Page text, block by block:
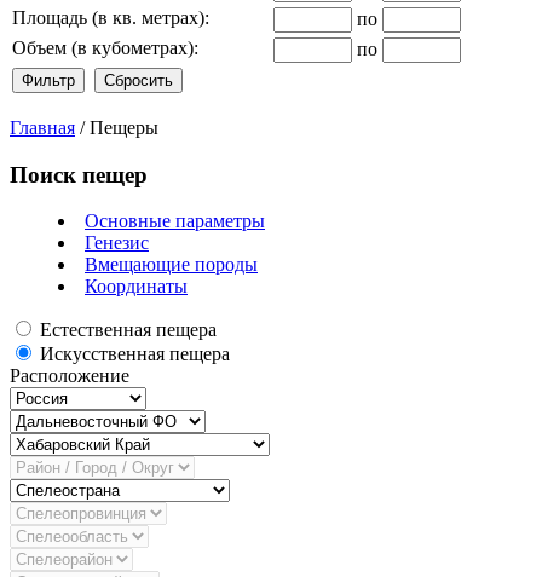
Площадь (в кв. метрах):
по
Объем (в кубометрах):
по
Главная / Пещеры
Поиск пещер
Основные параметры
Генезис
Вмещающие породы
Координаты
Естественная пещера
Искусственная пещера
Расположение